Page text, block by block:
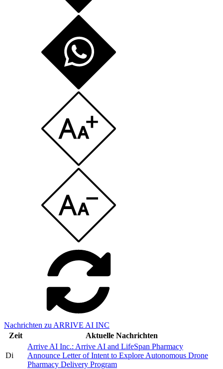
Nachrichten zu ARRIVE AI INC
Zeit
Aktuelle Nachrichten
Di
Arrive AI Inc.: Arrive AI and LifeSpan Pharmacy
Announce Letter of Intent to Explore Autonomous Drone
Pharmacy Delivery Program